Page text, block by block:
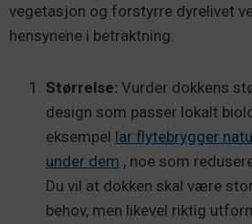
vegetasjon og forstyrre dyrelivet
hensynene i betraktning:
Størrelse: Vurder dokkens
design som passer lokalt
eksempel lar flytebrygger
under dem , noe som
Du vil at dokken skal være
behov, men likevel riktig